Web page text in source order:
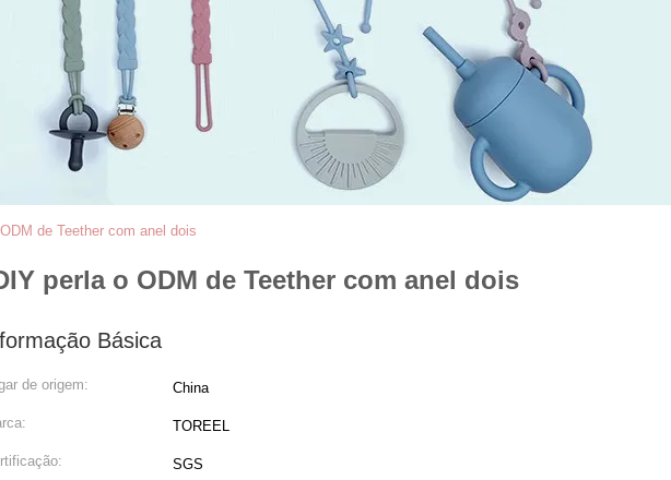
de Teether com anel dois
perla o ODM de Teether com anel dois
Básica
de origem: China
TOREEL
SGS